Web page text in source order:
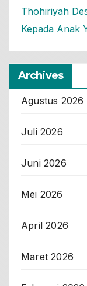
Thohiriyah
Kepada Anak
Archives
Agustus 2026
Juli 2026
Juni 2026
Mei 2026
April 2026
Maret 2026